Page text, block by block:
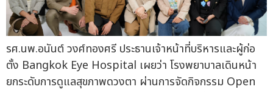
รศ.นพ.อนันต์ วงศ์ทองศรี ประธานเจ้าหน้าที่บริหารและผู้ก่อ
ตั้ง Bangkok Eye Hospital เผยว่า โรงพยาบาลเดินหน้า
ยกระดับการดูแลสุขภาพดวงตา ผ่านการจัดกิจกรรม Open